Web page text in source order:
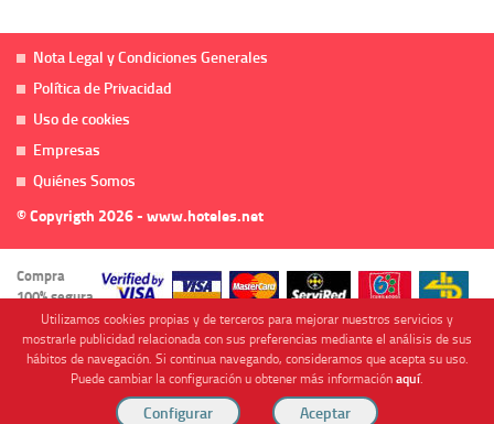
Nota Legal y Condiciones Generales
Política de Privacidad
Uso de cookies
Empresas
Quiénes Somos
© Copyrigth 2026 - www.hoteles.net
Compra
100% segura
Cofinanciado por
Utilizamos cookies propias y de terceros para mejorar nuestros servicios y
mostrarle publicidad relacionada con sus preferencias mediante el análisis de sus
hábitos de navegación. Si continua navegando, consideramos que acepta su uso.
Puede cambiar la configuración u obtener más informaciónaquí.